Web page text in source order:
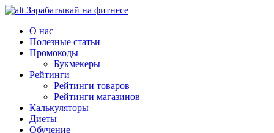
Зарабатывай на фитнесе
О нас
Полезные статьи
Промокоды
Букмекеры
Рейтинги
Рейтинги товаров
Рейтинги магазинов
Калькуляторы
Диеты
Обучение